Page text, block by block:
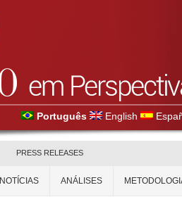
Português English
PRESS RELEASES
NOTÍCIAS ANÁLISES